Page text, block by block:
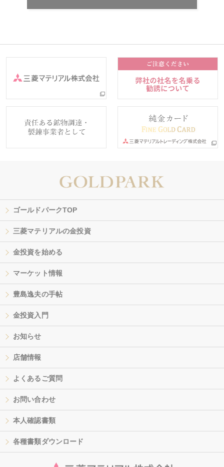
ゴールドパークTOP
三菱マテリアルの金投資
金投資を始める
マーケット情報
豊島逸夫の手帖
金投資入門
お知らせ
店舗情報
よくあるご質問
お問い合わせ
本人確認書類
各種書類ダウンロード